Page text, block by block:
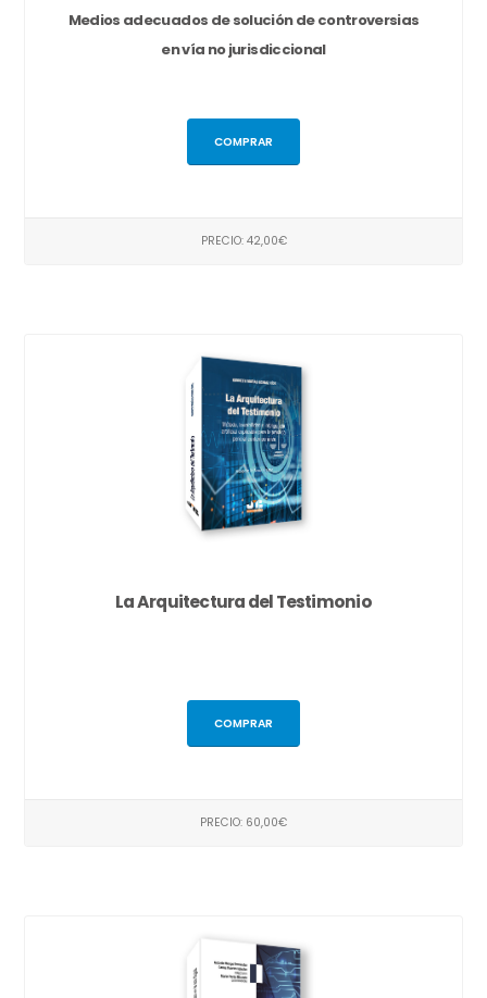
Medios adecuados de solución de controversias
en vía no jurisdiccional
COMPRAR
PRECIO: 42,00€
La Arquitectura del Testimonio
COMPRAR
PRECIO: 60,00€